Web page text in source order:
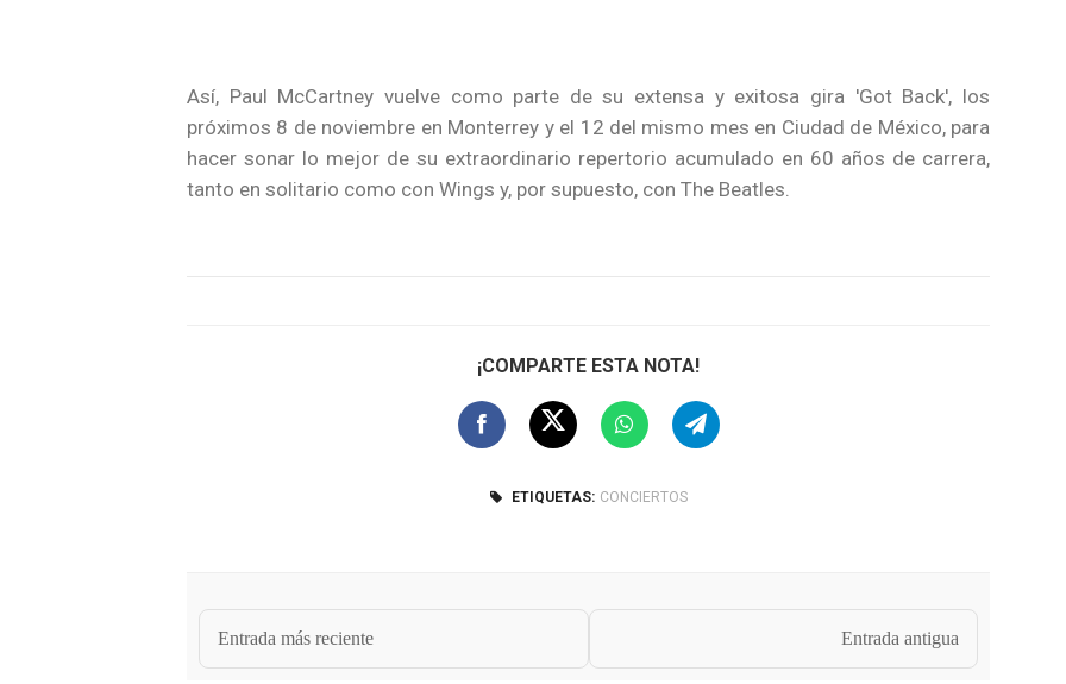
Así, Paul McCartney vuelve como parte de su extensa y exitosa gira 'Got Back', los
próximos 8 de noviembre en Monterrey y el 12 del mismo mes en Ciudad de México, para
hacer sonar lo mejor de su extraordinario repertorio acumulado en 60 años de carrera,
tanto en solitario como con Wings y, por supuesto, con The Beatles.
¡COMPARTE ESTA NOTA!
ETIQUETAS: CONCIERTOS
Entrada más reciente Entrada antigua